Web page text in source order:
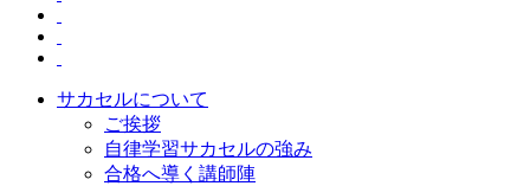
サカセルについて
ご挨拶
自律学習サカセルの強み
合格へ導く講師陣